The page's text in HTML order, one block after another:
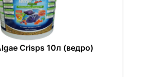
Crisps 10л (ведро)